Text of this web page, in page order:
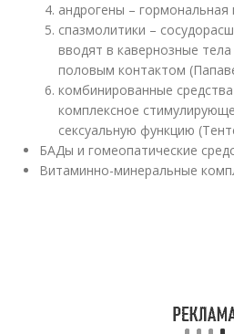
андрогены –
спазмолитики –
вводят в кавернозные
половым контактом
комбинированные
комплексное
сексуальную функцию
БАДы и гомеопатические
Витаминно-минеральные